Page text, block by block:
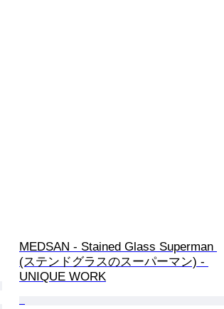
MEDSAN - Stained Glass Superman
(ステンドグラスのスーパーマン) -
UNIQUE WORK